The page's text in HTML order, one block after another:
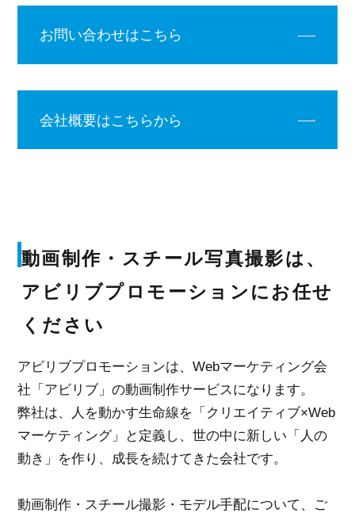
お問い合わせはこちら
会社概要はこちらから
動画制作・スチール写真撮影は、
アビリブプロモーションにお任せ
ください
アビリブプロモーションは、Webマーケティング会
社「アビリブ」の動画制作サービスになります。
弊社は、人を動かす生命線を「クリエイティブ×Web
マーケティング」と定義し、世の中に新しい「人の
動き」を作り、成長を続けてきた会社です。
動画制作・スチール撮影・モデル手配について、ご